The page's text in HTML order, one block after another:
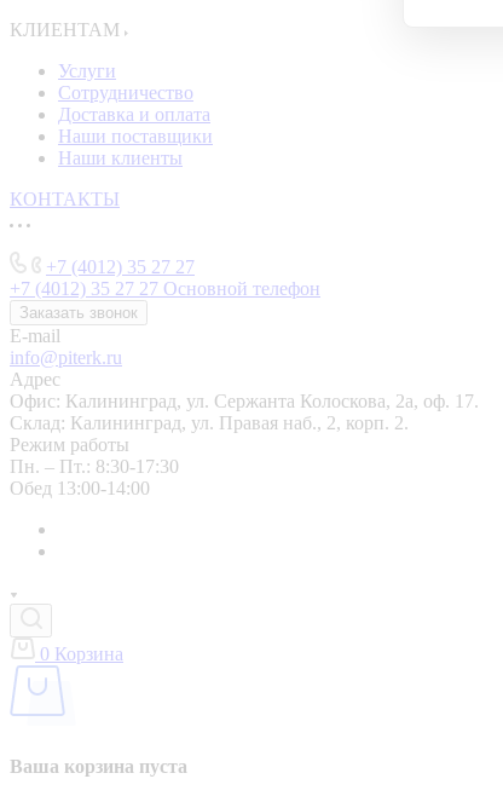
КЛИЕНТАМ
Услуги
Сотрудничество
Доставка и оплата
Наши поставщики
Наши клиенты
КОНТАКТЫ
+7 (4012) 35 27 27
+7 (4012) 35 27 27 Основной телефон
Заказать звонок
E-mail
info@piterk.ru
Адрес
Офис: Калининград, ул. Сержанта Колоскова, 2а, оф. 17.
Склад: Калининград, ул. Правая наб., 2, корп. 2.
Режим работы
Пн. – Пт.: 8:30-17:30
Обед 13:00-14:00
0 Корзина
Ваша корзина пуста